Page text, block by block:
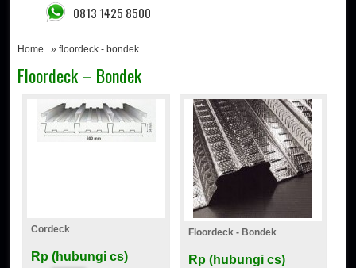
0813 1425 8500
Home » floordeck - bondek
Floordeck – Bondek
Cordeck
Rp (hubungi cs)
Floordeck - Bondek
Rp (hubungi cs)